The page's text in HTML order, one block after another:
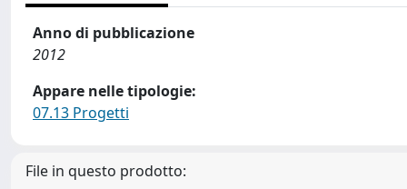
Anno di pubblicazione
2012
Appare nelle tipologie:
07.13 Progetti
File in questo prodotto: